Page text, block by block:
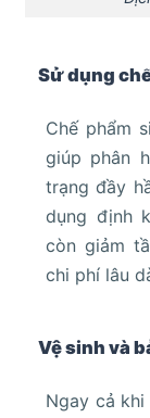
Sử dụng
Chế phẩm
giúp phân
trạng đầy
dụng định
còn giảm
chi phí lâu
Vệ sinh và
Ngay cả